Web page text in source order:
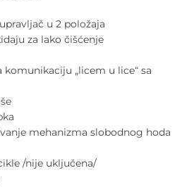
u 2 položaja
za lako čišćenje
komunikaciju „licem u lice“ sa
mehanizma slobodnog hoda
/nije uključena/